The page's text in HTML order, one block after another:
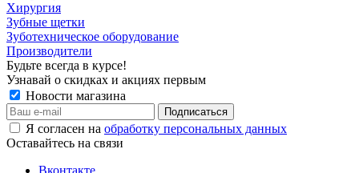
Хирургия
Зубные щетки
Зуботехническое оборудование
Производители
Будьте всегда в курсе!
Узнавай о скидках и акциях первым
Новости магазина
Я согласен на обработку персональных данных
Оставайтесь на связи
Вконтакте